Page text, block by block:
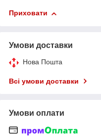
Приховати
Умови доставки
Нова Пошта
Всі умови доставки
Умови оплати